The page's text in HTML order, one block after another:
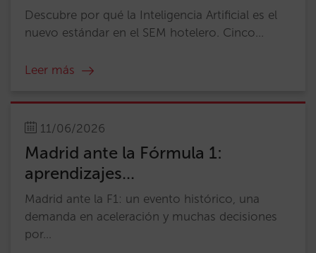
Descubre por qué la Inteligencia Artificial es el
nuevo estándar en el SEM hotelero. Cinco...
Leer más
11/06/2026
Madrid ante la Fórmula 1:
aprendizajes...
Madrid ante la F1: un evento histórico, una
demanda en aceleración y muchas decisiones
por...